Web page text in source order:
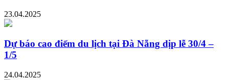
23.04.2025
Dự báo cao điểm du lịch tại Đà Nẵng dịp lễ 30/4 –
1/5
24.04.2025